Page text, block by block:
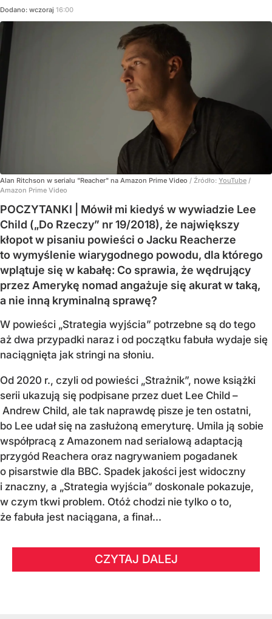
Dodano: wczoraj 16:00
Alan Ritchson w serialu "Reacher" na Amazon Prime Video / Źródło: YouTube /
Amazon Prime Video
POCZYTANKI | Mówił mi kiedyś w wywiadzie Lee
Child („Do Rzeczy” nr 19/2018), że największy
kłopot w pisaniu powieści o Jacku Reacherze
to wymyślenie wiarygodnego powodu, dla którego
wplątuje się w kabałę: Co sprawia, że wędrujący
przez Amerykę nomad angażuje się akurat w taką,
a nie inną kryminalną sprawę?
W powieści „Strategia wyjścia” potrzebne są do tego
aż dwa przypadki naraz i od początku fabuła wydaje się
naciągnięta jak stringi na słoniu.
Od 2020 r., czyli od powieści „Strażnik”, nowe książki
serii ukazują się podpisane przez duet Lee Child –
Andrew Child, ale tak naprawdę pisze je ten ostatni,
bo Lee udał się na zasłużoną emeryturę. Umila ją sobie
współpracą z Amazonem nad serialową adaptacją
przygód Reachera oraz nagrywaniem pogadanek
o pisarstwie dla BBC. Spadek jakości jest widoczny
i znaczny, a „Strategia wyjścia” doskonale pokazuje,
w czym tkwi problem. Otóż chodzi nie tylko o to,
że fabuła jest naciągana, a finał...
CZYTAJ DALEJ